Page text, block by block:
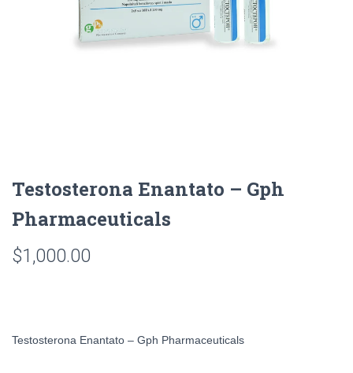
Testosterona Enantato – Gph
Pharmaceuticals
$1,000.00
Testosterona Enantato – Gph Pharmaceuticals